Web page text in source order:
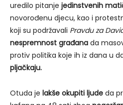
uredilo pitanje jedinstvenih
novorođenu djecu, kao i
koji su podržavali Pravdu za
nespremnost građana da
protiv politika koje ih iz dana u
pljačkaju.
Otuda je lakše okupiti ljude da